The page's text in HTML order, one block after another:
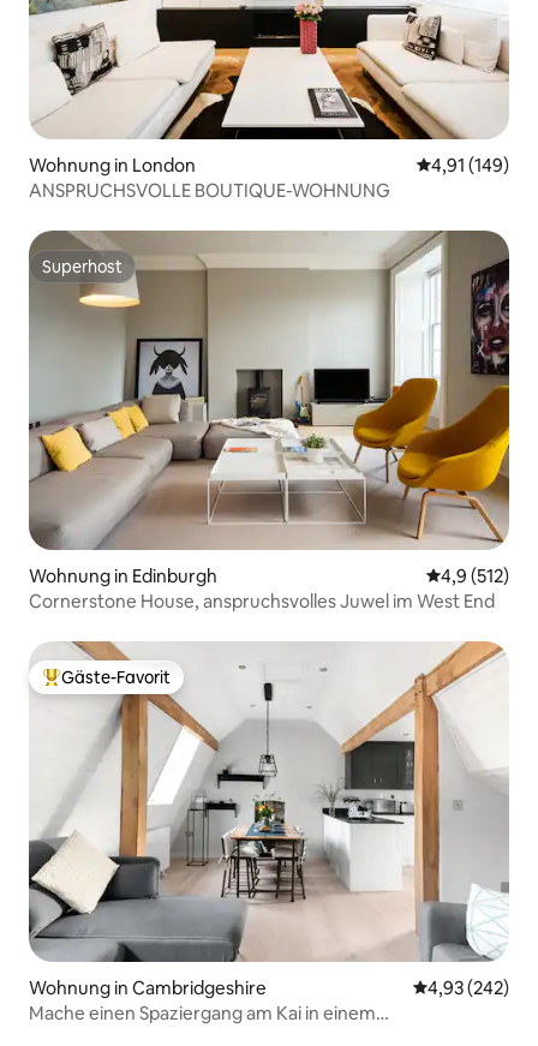
Wohnung in London
4,91 (149)
ANSPRUCHSVOLLE BOUTIQUE-WOHNUNG
Superhost
Superhost
Wohnung in Edinburgh
4,9 (512)
Cornerstone House, anspruchsvolles Juwel im West End
Beliebter Gäste-Favorit.
Gäste-Favorit
Wohnung in Cambridgeshire
4,93 (242)
Mache einen Spaziergang am Kai in einem